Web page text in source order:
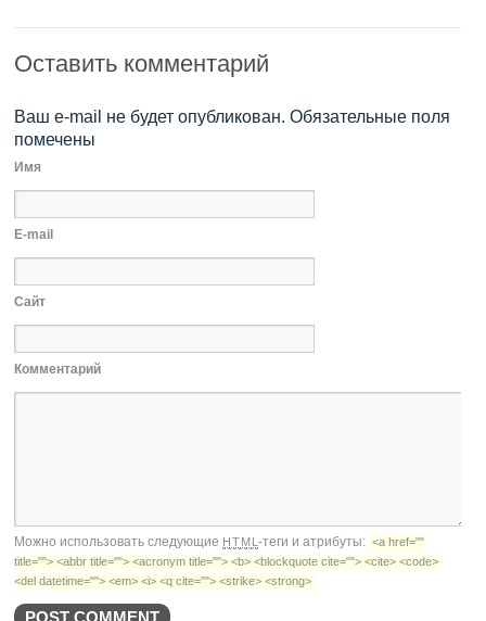
Оставить комментарий
Ваш e-mail не будет опубликован. Обязательные поля
помечены
Имя
E-mail
Сайт
Комментарий
Можно использовать следующие HTML-теги и атрибуты: <a href=""
title=""> <abbr title=""> <acronym title=""> <b> <blockquote cite=""> <cite> <code>
<del datetime=""> <em> <i> <q cite=""> <strike> <strong>